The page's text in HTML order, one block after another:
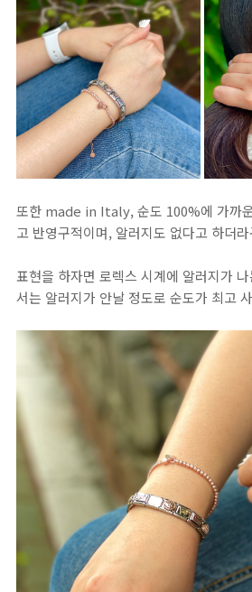
또한 made in Italy, 순도 100%에 가까
고 반영구적이며, 알러지도 없다고 하더
표현을 하자면 로렉스 시계에 알러지가
서는 알러지가 안날 정도로 순도가 최고